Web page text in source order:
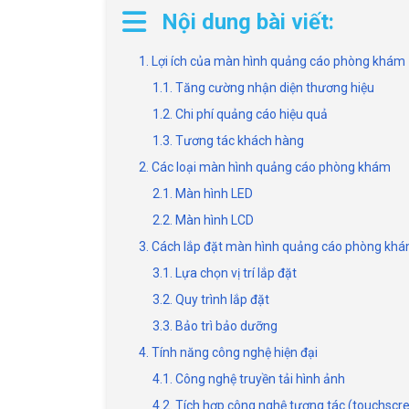
Nội dung bài viết:
1. Lợi ích của màn hình quảng cáo phòng khám
1.1. Tăng cường nhận diện thương hiệu
1.2. Chi phí quảng cáo hiệu quả
1.3. Tương tác khách hàng
2. Các loại màn hình quảng cáo phòng khám
2.1. Màn hình LED
2.2. Màn hình LCD
3. Cách lắp đặt màn hình quảng cáo phòng
3.1. Lựa chọn vị trí lắp đặt
3.2. Quy trình lắp đặt
3.3. Bảo trì bảo dưỡng
4. Tính năng công nghệ hiện đại
4.1. Công nghệ truyền tải hình ảnh
4.2. Tích hợp công nghệ tương tác